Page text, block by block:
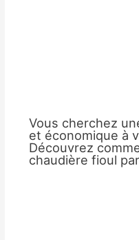
Vous cherchez
et économique à
Découvrez
chaudière fioul